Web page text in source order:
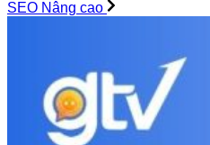
SEO Nâng cao